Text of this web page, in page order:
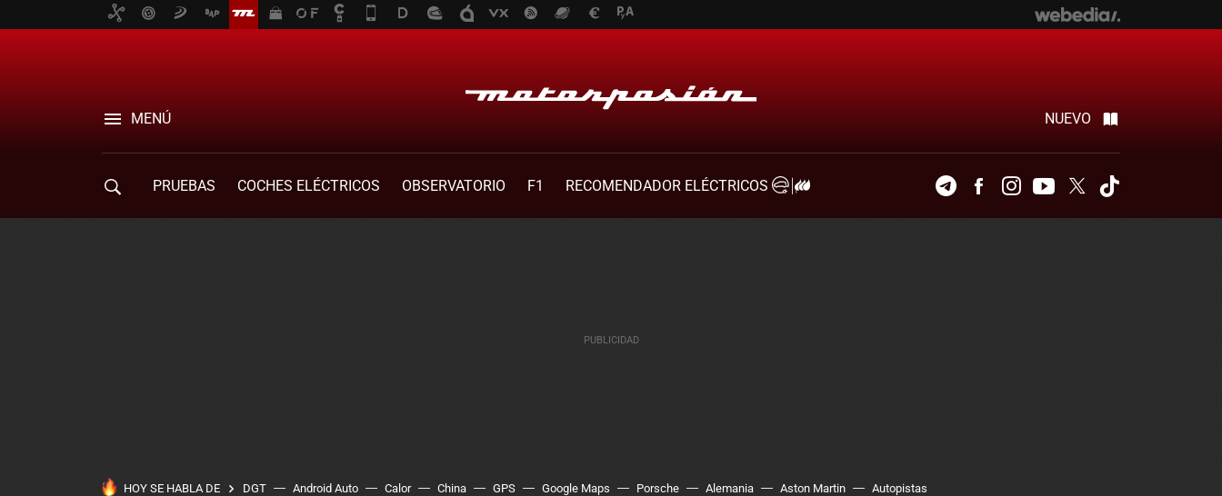
MENÚ NUEVO
PRUEBAS COCHES ELÉCTRICOS OBSERVATORIO F1
RECOMENDADOR ELÉCTRICOS
TelegramFacebookInstagramYoutubeTwitter
HOY SE HABLA DE DGT Android Auto Calor China GPS Google Maps Porsche Alemania Aston Martin Autopistas